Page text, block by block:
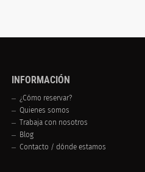
INFORMACIÓN
¿Cómo reservar?
Quienes somos
Trabaja con nosotros
Blog
Contacto / dónde estamos